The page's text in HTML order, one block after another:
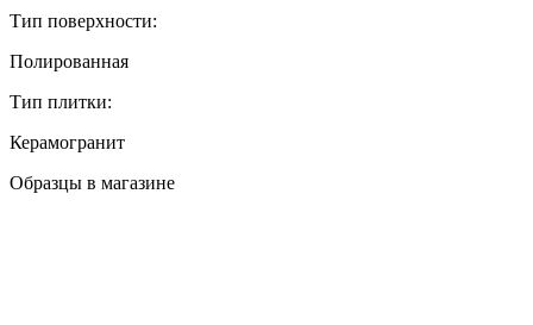
Тип поверхности:
Полированная
Тип плитки:
Керамогранит
Образцы в магазине